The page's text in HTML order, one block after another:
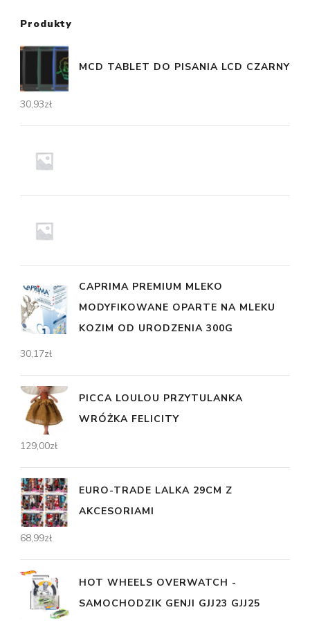
Produkty
MCD TABLET DO PISANIA LCD CZARNY
30,93zł
CAPRIMA PREMIUM MLEKO
MODYFIKOWANE OPARTE NA MLEKU
KOZIM OD URODZENIA 300G
30,17zł
PICCA LOULOU PRZYTULANKA
WRÓŻKA FELICITY
129,00zł
EURO-TRADE LALKA 29CM Z
AKCESORIAMI
68,99zł
HOT WHEELS OVERWATCH -
SAMOCHODZIK GENJI GJJ23 GJJ25